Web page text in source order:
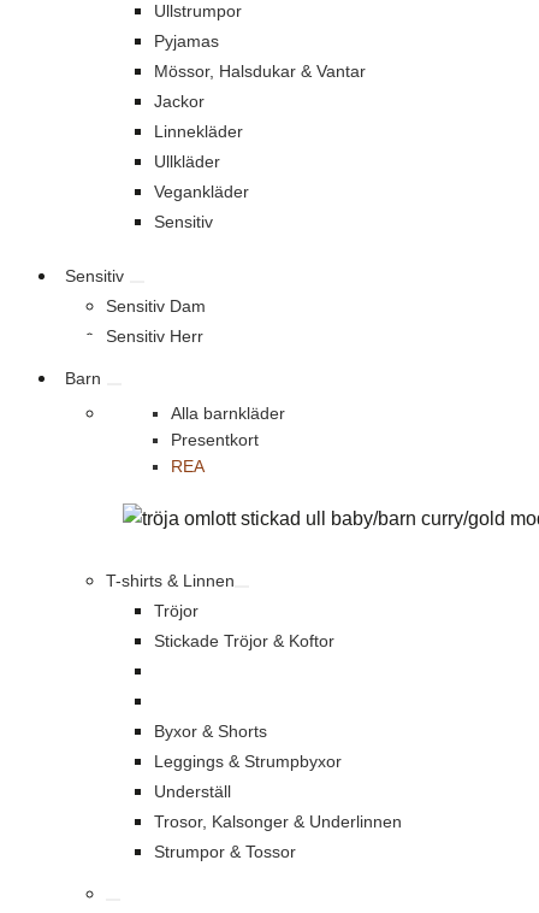
Ullstrumpor
Pyjamas
Mössor, Halsdukar & Vantar
Jackor
Linnekläder
Ullkläder
Vegankläder
Sensitiv
Sensitiv
Sensitiv Dam
Sensitiv Herr
Barn
Alla barnkläder
Presentkort
REA
T-shirts & Linnen
Tröjor
Stickade Tröjor & Koftor
Byxor & Shorts
Leggings & Strumpbyxor
Underställ
Trosor, Kalsonger & Underlinnen
Strumpor & Tossor